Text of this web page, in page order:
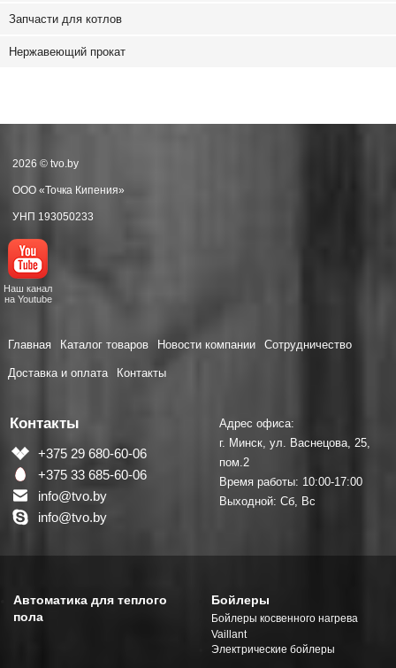
Запчасти для котлов
Нержавеющий прокат
2026 © tvo.by
ООО «Точка Кипения»
УНП 193050233
Наш канал
на Youtube
Главная Каталог товаров Новости компании Сотрудничество
Доставка и оплата Контакты
Контакты
+375 29 680-60-06
+375 33 685-60-06
info@tvo.by
info@tvo.by
Адрес офиса:
г. Минск, ул. Васнецова, 25,
пом.2
Время работы: 10:00-17:00
Выходной: Сб, Вс
Автоматика для теплого
пола
Бойлеры
Бойлеры косвенного нагрева
Vaillant
Электрические бойлеры